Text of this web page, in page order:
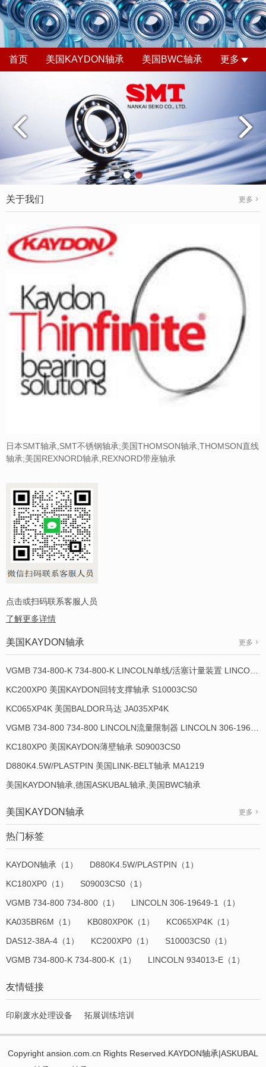
首页 美国KAYDON轴承 美国BWC轴承 更多
关于我们 更多
日本SMT轴承,SMT不锈钢轴承;美国THOMSON轴承,THOMSON直线
轴承;美国REXNORD轴承,REXNORD带座轴承
点击或扫码联系客服人员
了解更多详情
美国KAYDON轴承 更多
KC200XP0 美国KAYDON回转支撑轴承 S10003CS0
KC065XP4K 美国BALDOR马达 JA035XP4K
KC180XP0 美国KAYDON薄壁轴承 S09003CS0
D880K4.5W/PLASTPIN 美国LINK-BELT轴承 MA1219
美国KAYDON轴承,德国ASKUBAL轴承,美国BWC轴承
美国KAYDON轴承 更多
热门标签
KAYDON轴承（1）
D880K4.5W/PLASTPIN（1）
KC180XP0（1）
S09003CS0（1）
VGMB 734-800 734-800（1）
LINCOLN 306-19649-1（1）
KA035BR6M（1）
KB080XP0K（1）
KC065XP4K（1）
DAS12-38A-4（1）
KC200XP0（1）
S10003CS0（1）
VGMB 734-800-K 734-800-K（1）
LINCOLN 934013-E（1）
友情链接
印刷废水处理设备 拓展训练培训
Copyright ansion.com.cn Rights Reserved.KAYDON轴承|ASKUBAL